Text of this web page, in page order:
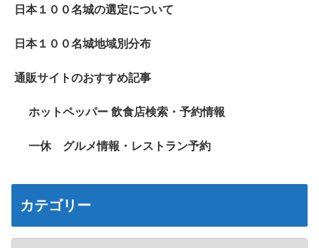
日本１００名城の選定について
日本１００名城地域別分布
通販サイトのおすすめ記事
ホットペッパー 飲食店検索・予約情報
一休 グルメ情報・レストラン予約
カテゴリー